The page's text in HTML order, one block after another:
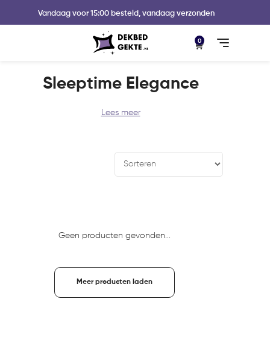
Vandaag voor 15:00 besteld, vandaag verzonden
0
Sleeptime Elegance
Geen producten gevonden...
Meer producten laden